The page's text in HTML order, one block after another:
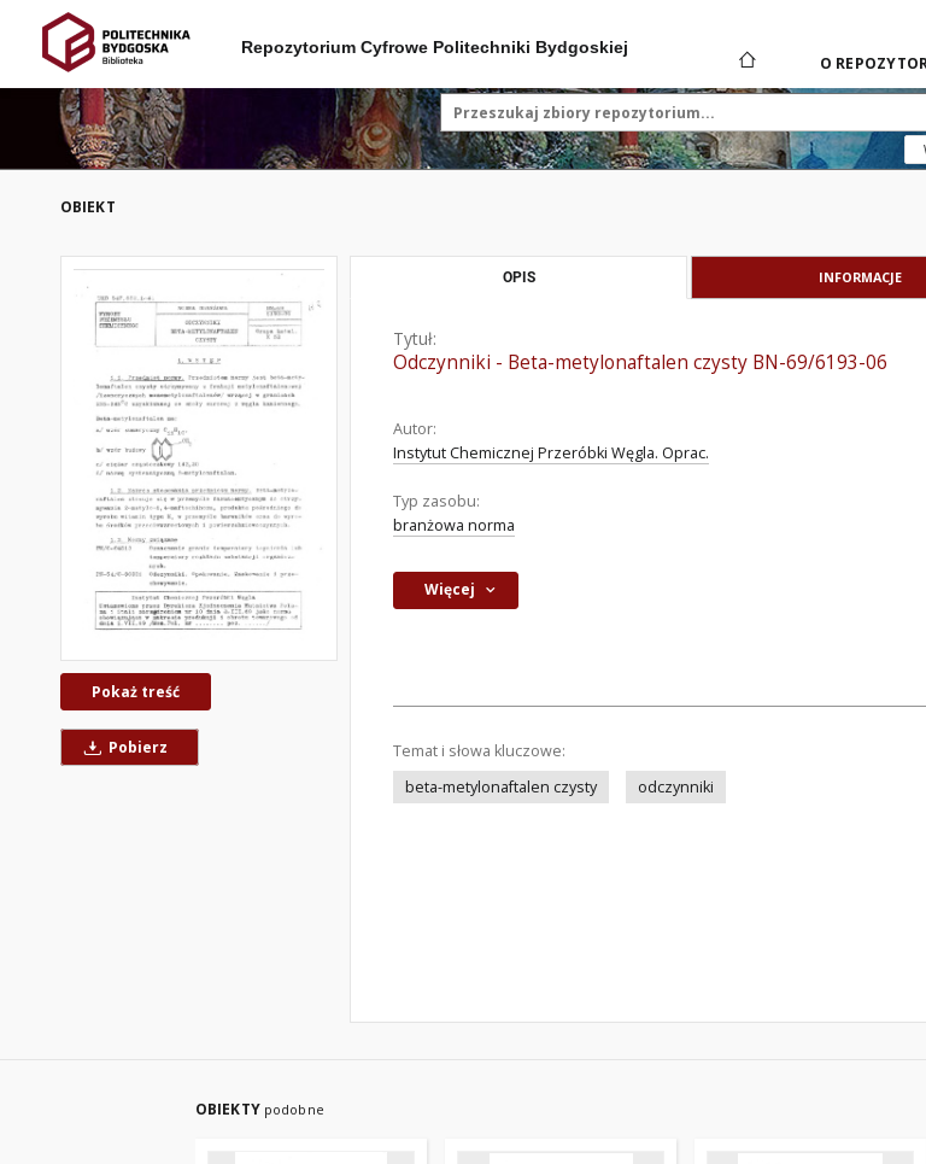
Repozytorium Cyfrowe Politechniki Bydgoskiej
O
OBIEKT
Pokaż treść
Pobierz
OPIS INFORMACJE
Tytuł:
Odczynniki - Beta-metylonaftalen czysty BN-69/6193-06
Autor:
Instytut Chemicznej Przeróbki Węgla. Oprac.
Typ zasobu:
branżowa norma
Więcej
Temat i słowa kluczowe:
beta-metylonaftalen czysty
odczynniki
OBIEKTY podobne